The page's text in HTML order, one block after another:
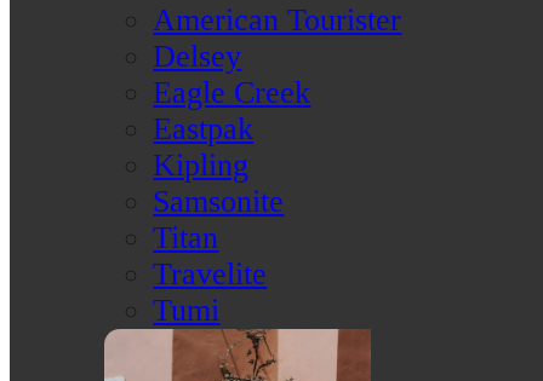
American Tourister
Delsey
Eagle Creek
Eastpak
Kipling
Samsonite
Titan
Travelite
Tumi